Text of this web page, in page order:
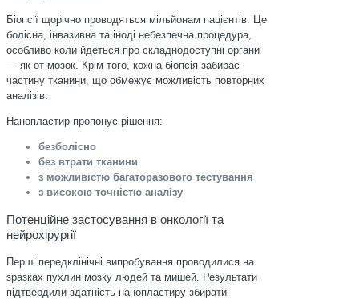
Біопсії щорічно проводяться мільйонам пацієнтів. Це
болісна, інвазивна та іноді небезпечна процедура,
особливо коли йдеться про складнодоступні органи
— як-от мозок. Крім того, кожна біопсія забирає
частину тканини, що обмежує можливість повторних
аналізів.
Нанопластир пропонує рішення:
безболісно
без втрати тканини
з можливістю багаторазового тестування
з високою точністю аналізу
Потенційне застосування в онкології та
нейрохірургії
Перші передклінічні випробування проводилися на
зразках пухлин мозку людей та мишей. Результати
підтвердили здатність нанопластиру збирати